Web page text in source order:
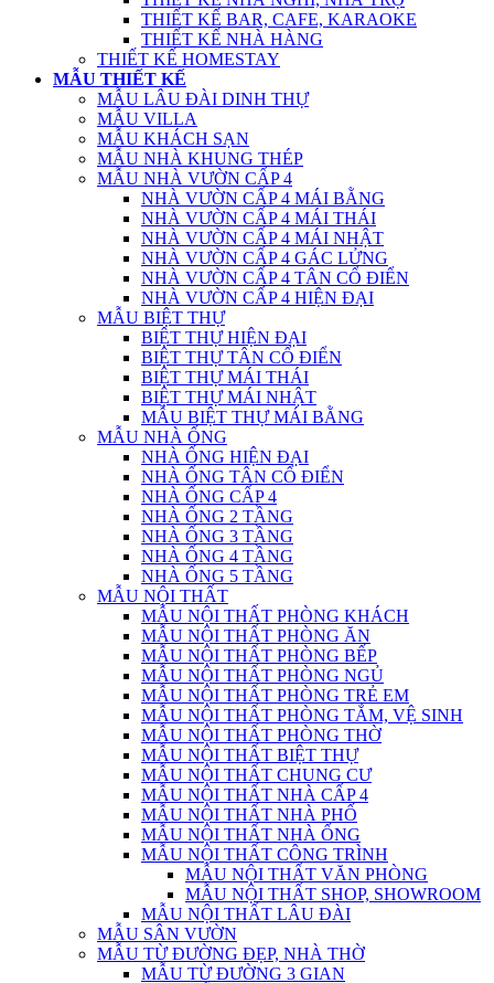
THIẾT KẾ BAR, CAFE, KARAOKE
THIẾT KẾ NHÀ HÀNG
THIẾT KẾ HOMESTAY
MẪU THIẾT KẾ
MẪU LÂU ĐÀI DINH THỰ
MẪU VILLA
MẪU KHÁCH SẠN
MẪU NHÀ KHUNG THÉP
MẪU NHÀ VƯỜN CẤP 4
NHÀ VƯỜN CẤP 4 MÁI BẰNG
NHÀ VƯỜN CẤP 4 MÁI THÁI
NHÀ VƯỜN CẤP 4 MÁI NHẬT
NHÀ VƯỜN CẤP 4 GÁC LỬNG
NHÀ VƯỜN CẤP 4 TÂN CỔ ĐIỂN
NHÀ VƯỜN CẤP 4 HIỆN ĐẠI
MẪU BIỆT THỰ
BIỆT THỰ HIỆN ĐẠI
BIỆT THỰ TÂN CỔ ĐIỂN
BIỆT THỰ MÁI THÁI
BIỆT THỰ MÁI NHẬT
MẪU BIỆT THỰ MÁI BẰNG
MẪU NHÀ ỐNG
NHÀ ỐNG HIỆN ĐẠI
NHÀ ỐNG TÂN CỔ ĐIỂN
NHÀ ỐNG CẤP 4
NHÀ ỐNG 2 TẦNG
NHÀ ỐNG 3 TẦNG
NHÀ ỐNG 4 TẦNG
NHÀ ỐNG 5 TẦNG
MẪU NỘI THẤT
MẪU NỘI THẤT PHÒNG KHÁCH
MẪU NỘI THẤT PHÒNG ĂN
MẪU NỘI THẤT PHÒNG BẾP
MẪU NỘI THẤT PHÒNG NGỦ
MẪU NỘI THẤT PHÒNG TRẺ EM
MẪU NỘI THẤT PHÒNG TẮM, VỆ SINH
MẪU NỘI THẤT PHÒNG THỜ
MẪU NỘI THẤT BIỆT THỰ
MẪU NỘI THẤT CHUNG CƯ
MẪU NỘI THẤT NHÀ CẤP 4
MẪU NỘI THẤT NHÀ PHỐ
MẪU NỘI THẤT NHÀ ỐNG
MẪU NỘI THẤT CÔNG TRÌNH
MẪU NỘI THẤT VĂN PHÒNG
MẪU NỘI THẤT SHOP, SHOWROOM
MẪU NỘI THẤT LÂU ĐÀI
MẪU SÂN VƯỜN
MẪU TỪ ĐƯỜNG ĐẸP, NHÀ THỜ
MẪU TỪ ĐƯỜNG 3 GIAN